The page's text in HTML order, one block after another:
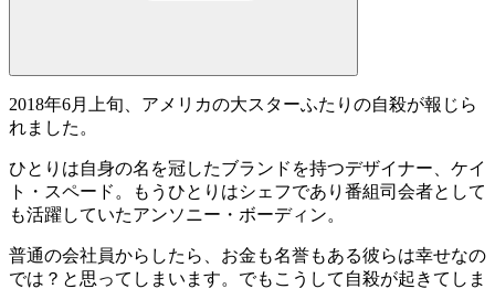
2018年6月上旬、アメリカの大スターふたりの自殺が報じら
れました。
ひとりは自身の名を冠したブランドを持つデザイナー、 ケイ
ト・スペード 。もうひとりはシェフであり番組司会者として
も活躍していたアンソニー・ボーディン。
普通の会社員からしたら、お金も名誉もある彼らは幸せなの
では？と思ってしまいます。でもこうして自殺が起きてしま